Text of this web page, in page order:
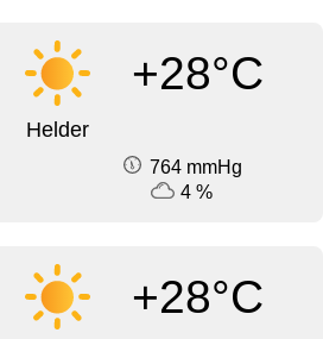
+28°C
Helder
764 mmHg
4 %
+28°C